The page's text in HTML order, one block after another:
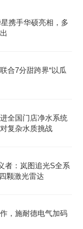
携手华硕亮相，多
合7分甜跨界“以瓜
全国门店净水系统
复杂水质挑战
者：岚图追光S全系
颗激光雷达
，施耐德电气加码